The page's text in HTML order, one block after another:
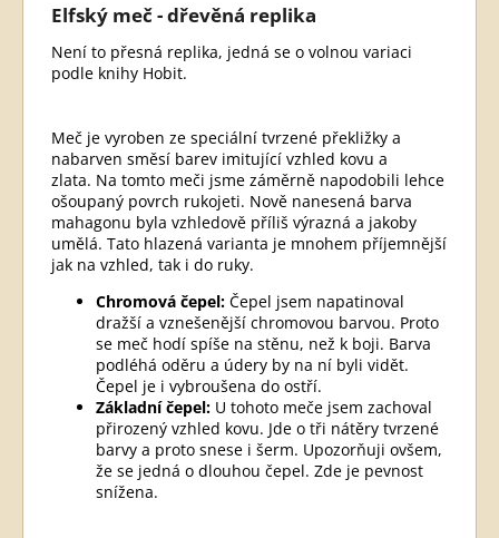
Elfský meč - dřevěná replika
Není to přesná replika, jedná se o volnou variaci
podle knihy Hobit.
Meč je vyroben ze speciální tvrzené překližky a
nabarven směsí barev imitující vzhled kovu a
zlata. Na tomto meči jsme záměrně napodobili lehce
ošoupaný povrch rukojeti. Nově nanesená barva
mahagonu byla vzhledově příliš výrazná a jakoby
umělá. Tato hlazená varianta je mnohem příjemnější
jak na vzhled, tak i do ruky.
Chromová čepel: Čepel jsem napatinoval
dražší a vznešenější chromovou barvou. Proto
se meč hodí spíše na stěnu, než k boji. Barva
podléhá oděru a údery by na ní byli vidět.
Čepel je i vybroušena do ostří.
Základní čepel: U tohoto meče jsem zachoval
přirozený vzhled kovu. Jde o tři nátěry tvrzené
barvy a proto snese i šerm. Upozorňuji ovšem,
že se jedná o dlouhou čepel. Zde je pevnost
snížena.